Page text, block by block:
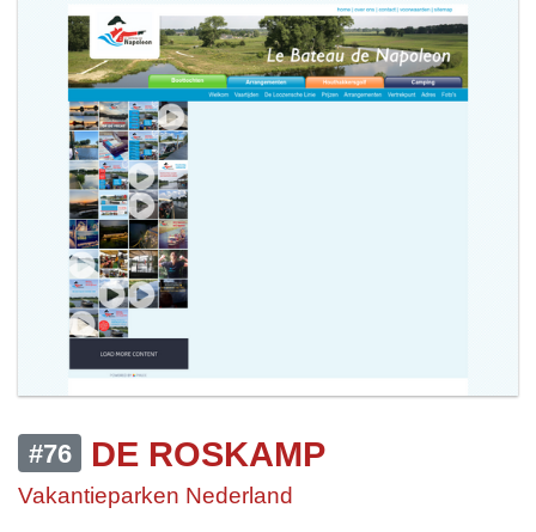
#76 DE ROSKAMP
Vakantieparken Nederland